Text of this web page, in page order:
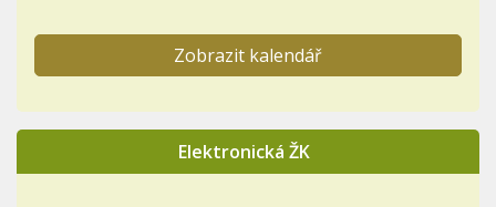
Zobrazit kalendář
Elektronická ŽK